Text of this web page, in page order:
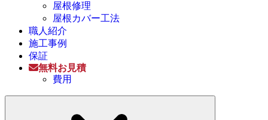
屋根修理
屋根カバー工法
職人紹介
施工事例
保証
無料お見積
費用